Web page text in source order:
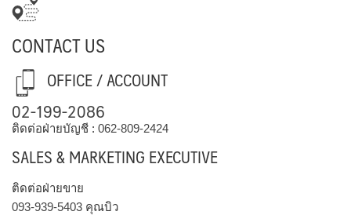
CONTACT US
OFFICE / ACCOUNT
02-199-2086
ติดต่อฝ่ายบัญชี : 062-809-2424
SALES & MARKETING EXECUTIVE
ติดต่อฝ่ายขาย
093-939-5403 คุณบิว